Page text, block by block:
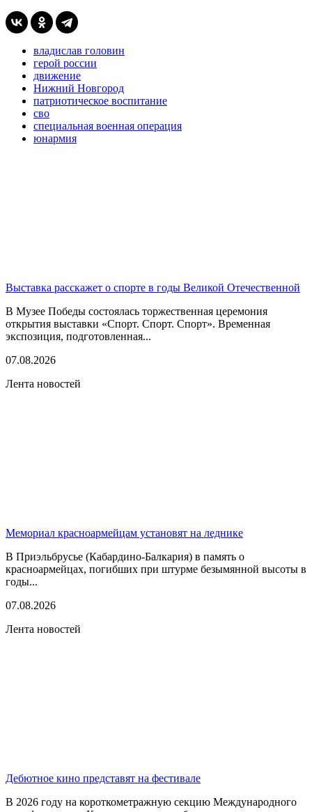
владислав головин
герой россии
движение
Нижний Новгород
патриотическое воспитание
сво
специальная военная операция
юнармия
Выставка расскажет о спорте в годы Великой Отечественной
В Музее Победы состоялась торжественная церемония
открытия выставки «Спорт. Спорт. Спорт». Временная
экспозиция, подготовленная...
07.08.2026
Лента новостей
Мемориал красноармейцам установят на леднике
В Приэльбрусье (Кабардино-Балкария) в память о
красноармейцах, погибших при штурме безымянной высоты в
годы...
07.08.2026
Лента новостей
Дебютное кино представят на фестивале
В 2026 году на короткометражную секцию Международного